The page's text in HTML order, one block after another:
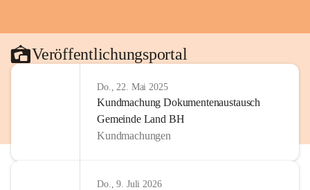
Veröffentlichungsportal
Do., 22. Mai 2025
Kundmachung Dokumentenaustausch
Gemeinde Land BH
Kundmachungen
Do., 9. Juli 2026